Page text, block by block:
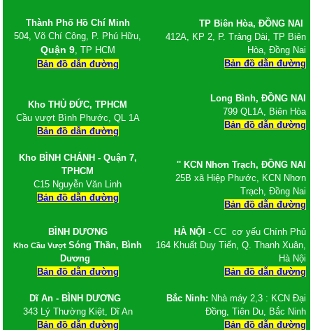
Thành Phố Hồ Chí Minh
504, Võ Chí Công, P. Phú Hữu,
Quận 9, TP HCM
Bản đồ dẫn đường
TP Biên Hòa, ĐỒNG NAI
412A, KP 2, P. Trảng Dài, TP Biên
Hòa, Đồng Nai
Bản đồ dẫn đường
Kho THỦ ĐỨC, TPHCM
Cầu vượt Bình Phước, QL 1A
Bản đồ dẫn đường
Kho BÌNH CHÁNH - Quận 7,
TPHCM
C15 Nguyễn Văn Linh
Bản đồ dẫn đường
Long Bình,ĐỒNG NAI
799 QL1A, Biên Hòa
Bản đồ dẫn đường
'' KCN Nhơn Trạch, ĐỒNG NAI
25B xã Hiệp Phước, KCN Nhơn
Trạch, Đồng Nai
Bản đồ dẫn đường
BÌNH DƯƠNG
Kho Cầu VượtSóng Thần, Bình
Dương
Bản đồ dẫn đường
Dĩ An - BÌNH DƯƠNG
343 Lý Thường Kiệt, Dĩ An
Bản đồ dẫn đường
HÀ NỘI - CC cơ yếu Chính Phủ
164 Khuất Duy Tiến, Q. Thanh Xuân,
Hà Nội
Bản đồ dẫn đường
Bắc Ninh: Nhà máy 2,3 : KCN Đại
Đồng, Tiên Du, Bắc Ninh
Bản đồ dẫn đường